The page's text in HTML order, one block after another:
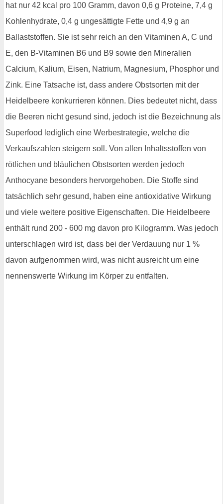
hat nur 42 kcal pro 100 Gramm, davon 0,6 g Proteine, 7,4 g
Kohlenhydrate, 0,4 g ungesättigte Fette und 4,9 g an
Ballaststoffen. Sie ist sehr reich an den Vitaminen A, C und
E, den B-Vitaminen B6 und B9 sowie den Mineralien
Calcium, Kalium, Eisen, Natrium, Magnesium, Phosphor und
Zink. Eine Tatsache ist, dass andere Obstsorten mit der
Heidelbeere konkurrieren können. Dies bedeutet nicht, dass
die Beeren nicht gesund sind, jedoch ist die Bezeichnung als
Superfood lediglich eine Werbestrategie, welche die
Verkaufszahlen steigern soll. Von allen Inhaltsstoffen von
rötlichen und bläulichen Obstsorten werden jedoch
Anthocyane besonders hervorgehoben. Die Stoffe sind
tatsächlich sehr gesund, haben eine antioxidative Wirkung
und viele weitere positive Eigenschaften. Die Heidelbeere
enthält rund 200 - 600 mg davon pro Kilogramm. Was jedoch
unterschlagen wird ist, dass bei der Verdauung nur 1 %
davon aufgenommen wird, was nicht ausreicht um eine
nennenswerte Wirkung im Körper zu entfalten.